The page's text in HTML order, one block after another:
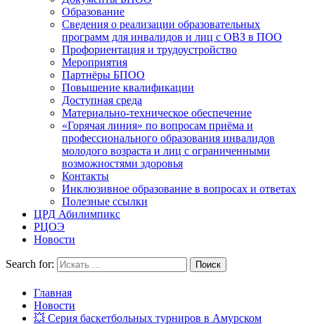
Образование
Сведения о реализации образовательных
программ для инвалидов и лиц с ОВЗ в ПОО
Профориентация и трудоустройство
Мероприятия
Партнёры БПОО
Повышение квалификации
Доступная среда
Материально-техническое обеспечение
«Горячая линия» по вопросам приёма и
профессионального образования инвалидов
молодого возраста и лиц с ограниченными
возможностями здоровья
Контакты
Инклюзивное образование в вопросах и ответах
Полезные ссылки
ЦРД Абилимпикс
РЦОЭ
Новости
Search for:
Главная
Новости
💥 Серия баскетбольных турниров в Амурском